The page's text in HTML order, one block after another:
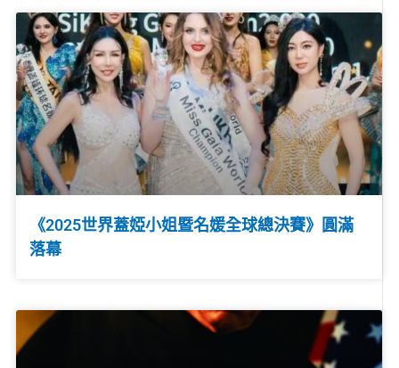
《2025世界蓋婭小姐暨名媛全球總決賽》圓滿
落幕